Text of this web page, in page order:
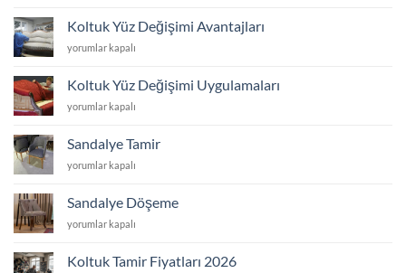
Yaptıranlar
için
Koltuk Yüz Değişimi Avantajları
Koltuk
Avantajları
için
yorumlar kapalı
Koltuk Yüz Değişimi Uygulamaları
Koltuk
Uygulamaları
için
yorumlar kapalı
Sandalye Tamir
Sandalye
yorumlar kapalı
Sandalye Döşeme
Sandalye
yorumlar kapalı
Koltuk Tamir Fiyatları 2026